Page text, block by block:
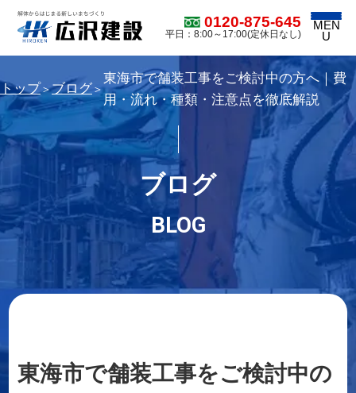
0120-875-645
平日：8:00～17:00(定休日なし)
MEN
U
トップ＞ブログ＞
東海市で舗装工事をご検討中の方へ｜費
用・流れ・種類・注意点を徹底解説
ブログ
BLOG
東海市で舗装工事をご検討中の